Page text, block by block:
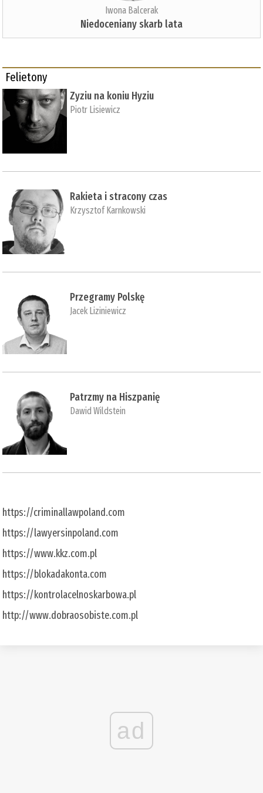
Iwona Balcerak
Niedoceniany skarb lata
Felietony
Zyziu na koniu Hyziu
Piotr Lisiewicz
Rakieta i stracony czas
Krzysztof Karnkowski
Przegramy Polskę
Jacek Liziniewicz
Patrzmy na Hiszpanię
Dawid Wildstein
https://criminallawpoland.com
https://lawyersinpoland.com
https://www.kkz.com.pl
https://blokadakonta.com
https://kontrolacelnoskarbowa.pl
http://www.dobraosobiste.com.pl
ad